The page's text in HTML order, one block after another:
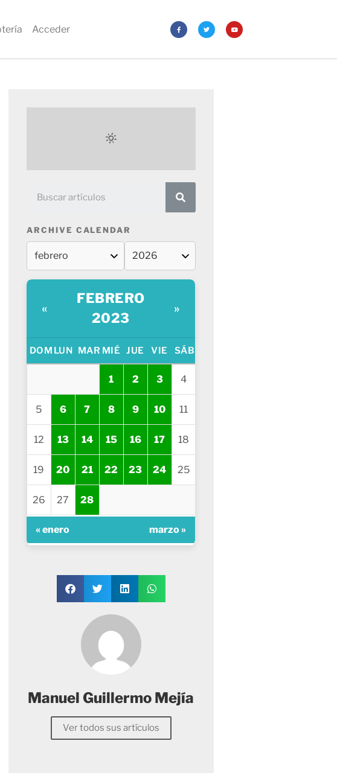
Acceder
ARCHIVE CALENDAR
«
FEBRERO
2023
»
DOM LUN MAR MIÉ JUE VIE SÁB
1 2 3 4
5 6 7 8 9 10 11
12 13 14 15 16 17 18
19 20 21 22 23 24 25
26 27 28
« enero marzo »
Manuel Guillermo Mejía
Ver todos sus artículos